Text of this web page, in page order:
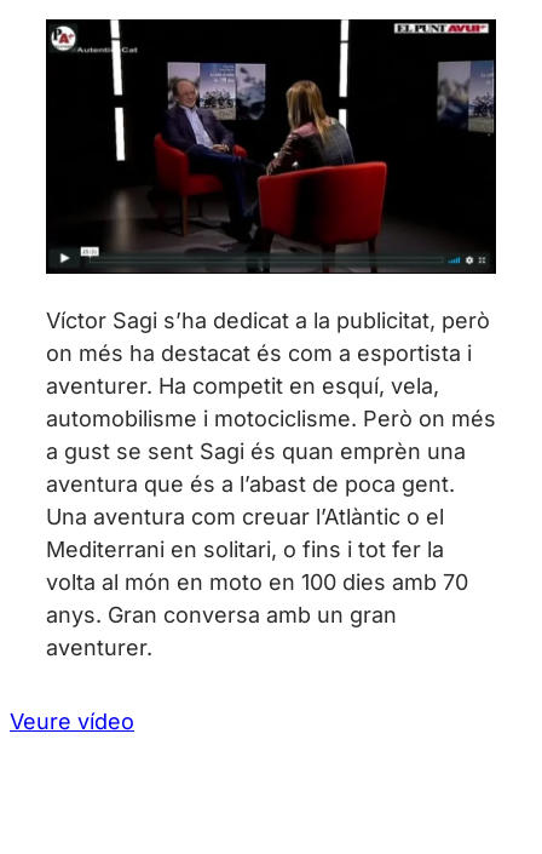
Víctor Sagi s’ha dedicat a la publicitat, però
on més ha destacat és com a esportista i
aventurer. Ha competit en esquí, vela,
automobilisme i motociclisme. Però on més
a gust se sent Sagi és quan emprèn una
aventura que és a l’abast de poca gent.
Una aventura com creuar l’Atlàntic o el
Mediterrani en solitari, o fins i tot fer la
volta al món en moto en 100 dies amb 70
anys. Gran conversa amb un gran
aventurer.
Veure vídeo